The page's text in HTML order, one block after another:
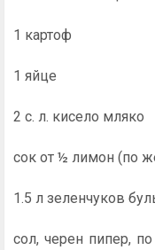
1 картоф
1 яйце
2 с. л. кисело мляко
сок от ½ лимон (по
1.5 л зеленчуков
сол, черен пипер,